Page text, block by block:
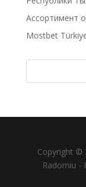
Ассортимент
Mostbet
Copyright ©
Radomiu -